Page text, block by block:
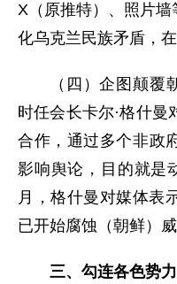
X（原推特）、照片
化乌克兰民族矛盾，
（四）企图颠覆
时任会长卡尔·格什曼
合作，通过多个非政
影响舆论，目的就是
月，格什曼对媒体表
已开始腐蚀（朝鲜）
三、勾连各色势